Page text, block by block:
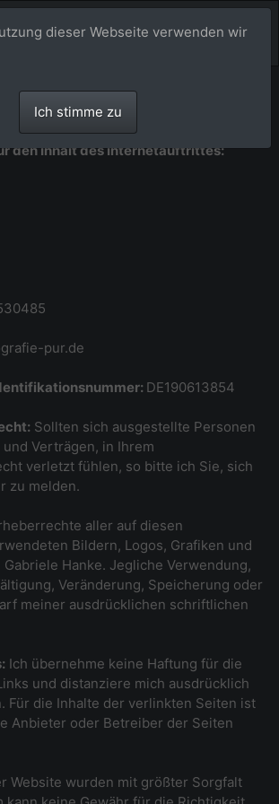
den Inhalt des Internetauftrittes:
pur.de
DE190613854
Sollten sich ausgestellte Personen
Verträgen, in Ihrem
verletzt fühlen, so bitte ich Sie, sich
zu melden.
aller auf diesen
Bildern, Logos, Grafiken und
Hanke. Jegliche Verwendung,
Veränderung, Speicherung oder
meiner ausdrücklichen schriftlichen
Ich übernehme keine Haftung für die
und distanziere mich ausdrücklich
Für die Inhalte der verlinkten Seiten ist
Anbieter oder Betreiber der Seiten
Website wurden mit größter Sorgfalt
dieser Webseite verwenden wir
Ich stimme zu